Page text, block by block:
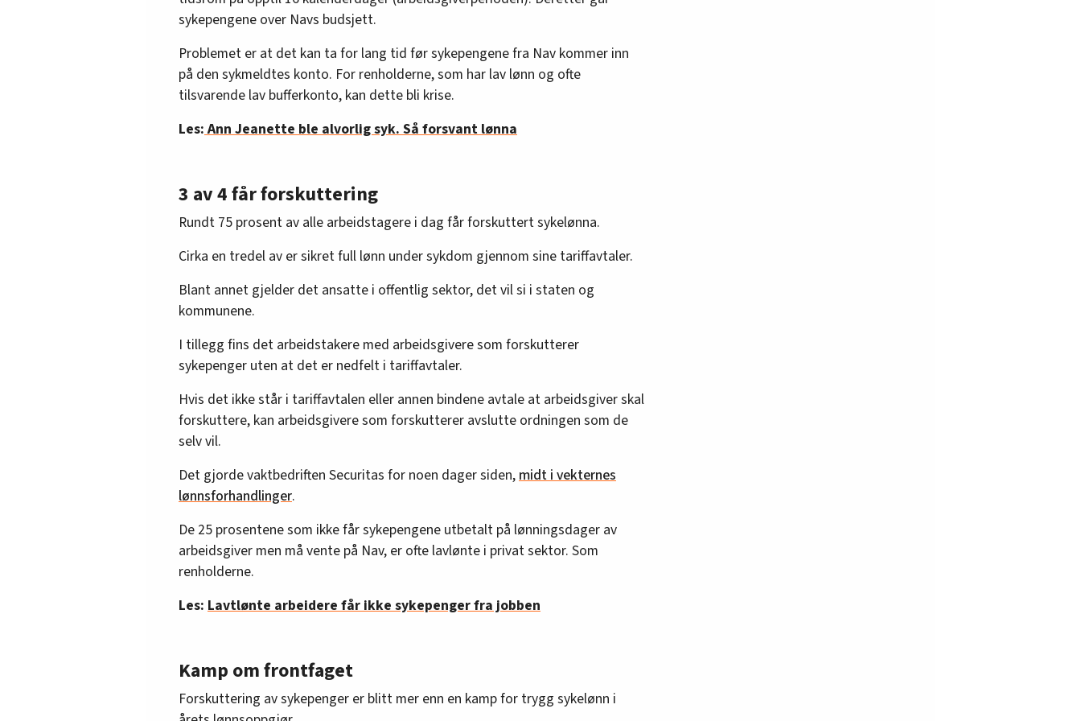
sykepengene over Navs budsjett.
Problemet er at det kan ta for lang tid før sykepengene fra Nav kommer inn
på den sykmeldtes konto. For renholderne, som har lav lønn og ofte
tilsvarende lav bufferkonto, kan dette bli krise.
Les:Ann Jeanette ble alvorlig syk. Så forsvant lønna
3 av 4 får forskuttering
Rundt 75 prosent av alle arbeidstagere i dag får forskuttert sykelønna.
Cirka en tredel av er sikret full lønn under sykdom gjennom sine tariffavtaler.
Blant annet gjelder det ansatte i offentlig sektor, det vil si i staten og
kommunene.
I tillegg fins det arbeidstakere med arbeidsgivere som forskutterer
sykepenger uten at det er nedfelt i tariffavtaler.
Hvis det ikke står i tariffavtalen eller annen bindene avtale at arbeidsgiver skal
forskuttere, kan arbeidsgivere som forskutterer avslutte ordningen som de
selv vil.
Det gjorde vaktbedriften Securitas for noen dager siden, midt i vekternes
lønnsforhandlinger.
De 25 prosentene som ikke får sykepengene utbetalt på lønningsdager av
arbeidsgiver men må vente på Nav, er ofte lavlønte i privat sektor. Som
renholderne.
Les: Lavtlønte arbeidere får ikke sykepenger fra jobben
Kamp om frontfaget
Forskuttering av sykepenger er blitt mer enn en kamp for trygg sykelønn i